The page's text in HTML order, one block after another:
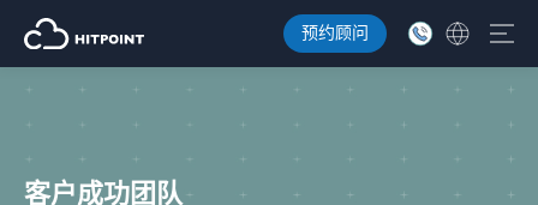
预约顾问
客户成功团队